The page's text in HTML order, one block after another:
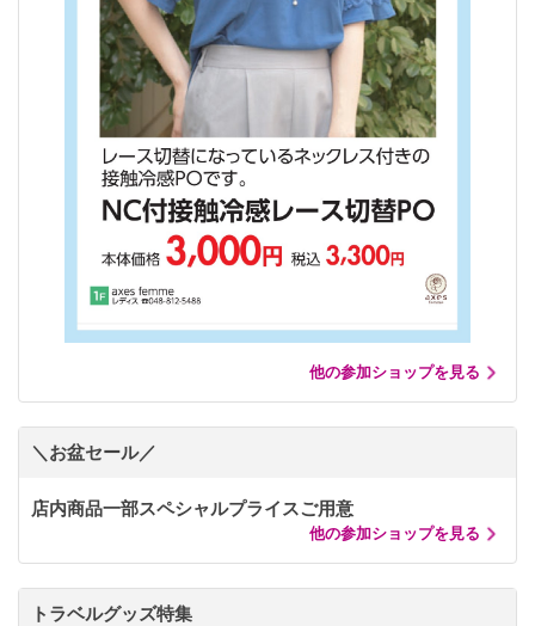
他の参加ショップを見る
＼お盆セール／
店内商品一部スペシャルプライスご用意
他の参加ショップを見る
トラベルグッズ特集